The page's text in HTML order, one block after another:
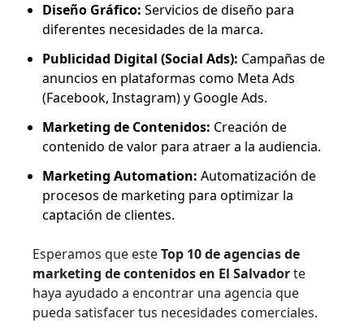
Diseño Gráfico: Servicios de diseño para
diferentes necesidades de la marca.
Publicidad Digital (Social Ads): Campañas de
anuncios en plataformas como Meta Ads
(Facebook, Instagram) y Google Ads.
Marketing de Contenidos: Creación de
contenido de valor para atraer a la audiencia.
Marketing Automation: Automatización de
procesos de marketing para optimizar la
captación de clientes.
Esperamos que esteTop 10 de agencias de
marketing de contenidos en El Salvadorte
haya ayudado a encontrar una agencia que
pueda satisfacer tus necesidades comerciales.